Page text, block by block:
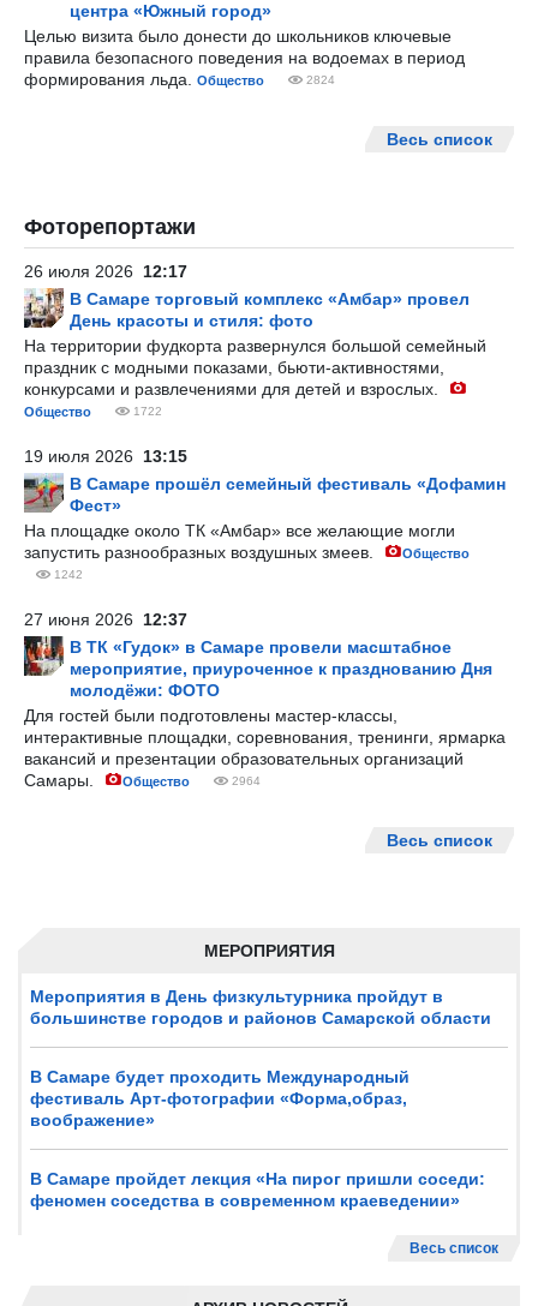
МЕРОПРИЯТИЯ
Мероприятия в День физкультурника пройдут в
большинстве городов и районов Самарской области
В Самаре будет проходить Международный
фестиваль Арт-фотографии «Форма,образ,
воображение»
В Самаре пройдет лекция «На пирог пришли соседи:
феномен соседства в современном краеведении»
Весь список
центра «Южный город»
Целью визита было донести до школьников ключевые
правила безопасного поведения на водоемах в период
формирования льда.
Общество 2824
Весь список
Фоторепортажи
26 июля 2026 12:17
В Самаре торговый комплекс «Амбар» провел
День красоты и стиля: фото
На территории фудкорта развернулся большой семейный
праздник с модными показами, бьюти-активностями,
конкурсами и развлечениями для детей и взрослых.
Общество 1722
19 июля 2026 13:15
В Самаре прошёл семейный фестиваль «Дофамин
Фест»
На площадке около ТК «Амбар» все желающие могли
запустить разнообразных воздушных змеев.
Общество
1242
27 июня 2026 12:37
В ТК «Гудок» в Самаре провели масштабное
мероприятие, приуроченное к празднованию Дня
молодёжи: ФОТО
Для гостей были подготовлены мастер-классы,
интерактивные площадки, соревнования, тренинги, ярмарка
вакансий и презентации образовательных организаций
Самары.
Общество 2964
Весь список